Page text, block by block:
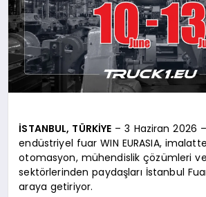
İSTANBUL, TÜRKİYE – 3 Haziran 2026
endüstriyel fuar WIN EURASIA,
otomasyon, mühendislik çözümleri
sektörlerinden paydaşları İstanbul
araya getiriyor.